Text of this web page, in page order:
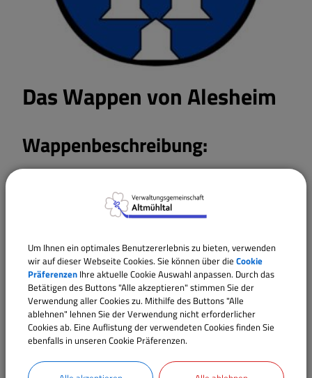
Das Wappen von Alesheim
Wappenbeschreibung:
roter Speer und ein schräglinker blauer Wellenbalken;
unten sechs drei zu zwei zu eins gestellte silberne
Eisenhüte.
Wappengeschichte:
Die Gemeinde Alesheim besteht seit 1978 aus den
Wachenhofen, Trommetsheim und Alesheim. Die
Um Ihnen ein optimales Benutzererlebnis zu bieten, verwenden
wir auf dieser Webseite Cookies. Sie können über die Cookie
Präferenzen Ihre aktuelle Cookie Auswahl anpassen. Durch das
Betätigen des Buttons "Alle akzeptieren" stimmen Sie der
Verwendung aller Cookies zu. Mithilfe des Buttons "Alle
ablehnen" lehnen Sie der Verwendung nicht erforderlicher
Cookies ab. Eine Auflistung der verwendeten Cookies finden Sie
ebenfalls in unseren Cookie Präferenzen.